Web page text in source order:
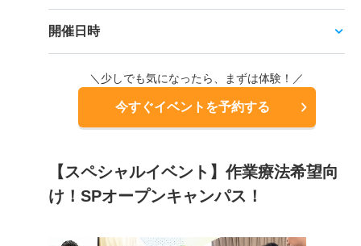
開催日時
＼少しでも気になったら、まずは体験！／
今すぐイベントを予約する
【スペシャルイベント】作業療法希望向
け！SPオープンキャンパス！